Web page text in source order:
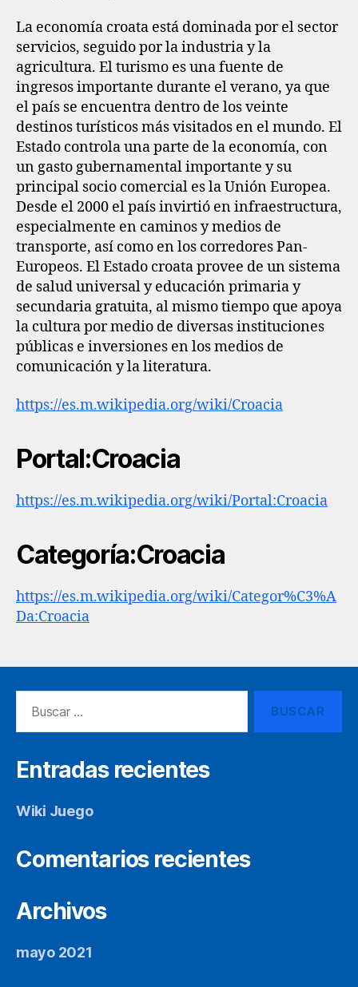
La economía croata está dominada por el sector
servicios, seguido por la industria y la
agricultura. El turismo es una fuente de
ingresos importante durante el verano, ya que
el país se encuentra dentro de los veinte
destinos turísticos más visitados en el mundo. El
Estado controla una parte de la economía, con
un gasto gubernamental importante y su
principal socio comercial es la Unión Europea.
Desde el 2000 el país invirtió en infraestructura,
especialmente en caminos y medios de
transporte, así como en los corredores Pan-
Europeos. El Estado croata provee de un sistema
de salud universal y educación primaria y
secundaria gratuita, al mismo tiempo que apoya
la cultura por medio de diversas instituciones
públicas e inversiones en los medios de
comunicación y la literatura.
https://es.m.wikipedia.org/wiki/Croacia
Portal:Croacia
https://es.m.wikipedia.org/wiki/Portal:Croacia
Categoría:Croacia
https://es.m.wikipedia.org/wiki/Categor%C3%A
Da:Croacia
Entradas recientes
Wiki Juego
Comentarios recientes
Archivos
mayo 2021